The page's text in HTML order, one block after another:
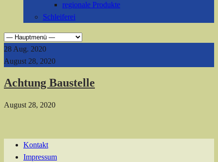
regionale Produkte
Schleiferei
28 Aug. 2020
August 28, 2020
Achtung Baustelle
August 28, 2020
Kontakt
Impressum